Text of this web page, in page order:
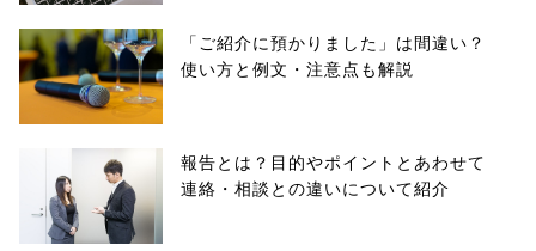
「ご紹介に預かりました」は間違い？
使い方と例文・注意点も解説
報告とは？目的やポイントとあわせて
連絡・相談との違いについて紹介